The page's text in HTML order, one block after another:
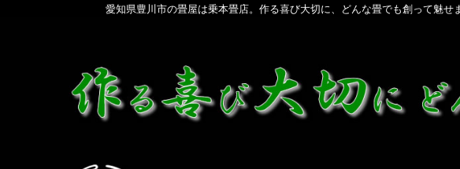
愛知県豊川市の畳屋は乗本畳店。作る喜び大切に、どんな畳でも創って魅せ